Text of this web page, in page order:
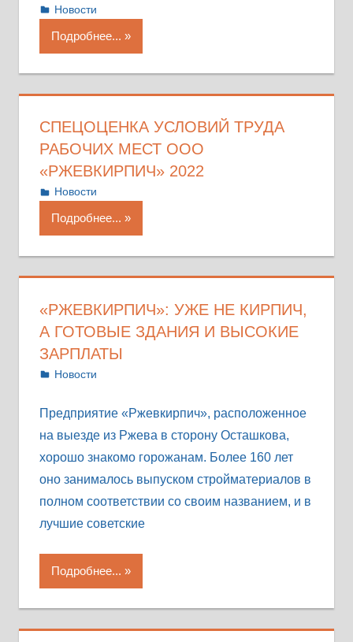
19.11.2025
Антонина
Новости
Подробнее...
СПЕЦОЦЕНКА УСЛОВИЙ ТРУДА
РАБОЧИХ МЕСТ ООО
«РЖЕВКИРПИЧ» 2022
23.09.2022
Антонина
Новости
Подробнее...
«РЖЕВКИРПИЧ»: УЖЕ НЕ КИРПИЧ,
А ГОТОВЫЕ ЗДАНИЯ И ВЫСОКИЕ
ЗАРПЛАТЫ
15.07.2022
Антонина
Новости
Предприятие «Ржевкирпич», расположенное
на выезде из Ржева в сторону Осташкова,
хорошо знакомо горожанам. Более 160 лет
оно занималось выпуском стройматериалов в
полном соответствии со своим названием, и в
лучшие советские
Подробнее...